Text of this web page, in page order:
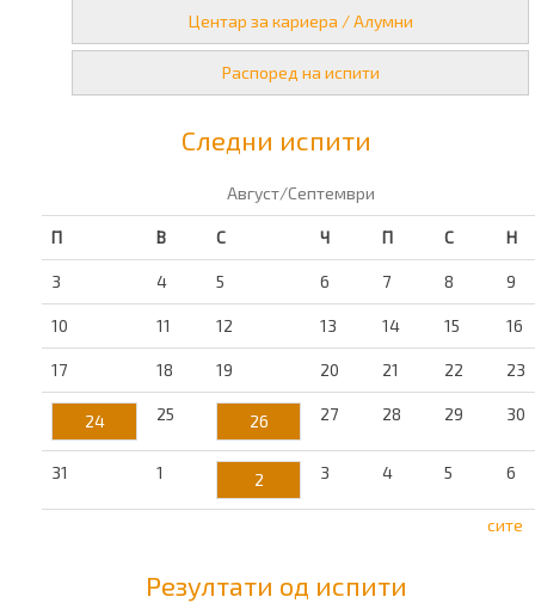
Центар за кариера / Алумни
Распоред на испити
Следни испити
Август/Септември
П В С Ч П С Н
3 4 5 6 7 8 9
10 11 12 13 14 15 16
17 18 19 20 21 22 23
24 25 26 27 28 29 30
31 1 2 3 4 5 6
сите
Резултати од испити